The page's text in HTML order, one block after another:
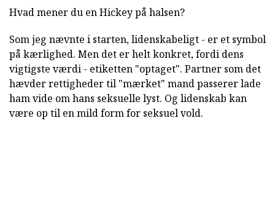
Hvad mener du en Hickey på halsen?
Som jeg nævnte i starten, lidenskabeligt - er et symbol
på kærlighed. Men det er helt konkret, fordi dens
vigtigste værdi - etiketten "optaget". Partner som det
hævder rettigheder til "mærket" mand passerer lade
ham vide om hans seksuelle lyst. Og lidenskab kan
være op til en mild form for seksuel vold.